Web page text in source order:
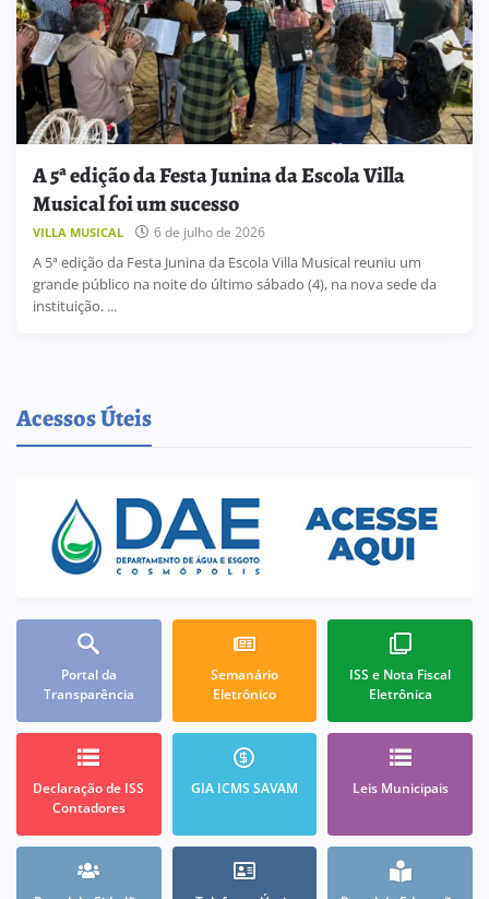
A 5ª edição da Festa Junina da Escola Villa
Musical foi um sucesso
VILLA MUSICAL 6 de julho de 2026
A 5ª edição da Festa Junina da Escola Villa Musical reuniu um
grande público na noite do último sábado (4), na nova sede da
instituição. ...
Acessos Úteis
Portal da
Transparência
Semanário
Eletrônico
ISS e Nota Fiscal
Eletrônica
Declaração de ISS
Contadores
GIA ICMS SAVAM Leis Municipais